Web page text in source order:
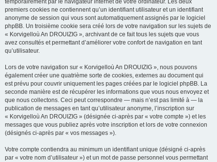
temporairement par le navigateur internet de votre ordinateur. Les deux
premiers cookies ne contiennent qu’un identifiant utilisateur et un identifiant
anonyme de session qui vous sont automatiquement assignés par le logiciel
phpBB. Un troisième cookie sera créé lors de votre navigation sur les sujets de
« Korvigelloù An DROUIZIG », archivant de ce fait tous les sujets que vous
avez consultés et permettant d’améliorer votre confort de navigation en tant
qu’utilisateur.
Lors de votre navigation sur « Korvigelloù An DROUIZIG », nous pouvons
également créer une quatrième sorte de cookies, externes au document qui
est prévu pour couvrir uniquement les pages créées par le logiciel phpBB. La
seconde manière est de récupérer les informations que vous nous envoyez et
que nous collectons. Ceci peut correspondre — mais n’est pas limité à — la
publication de messages en tant qu’utilisateur anonyme, l’inscription sur
« Korvigelloù An DROUIZIG » (désignée ci-après par « votre compte ») et les
messages que vous publiez après votre inscription et lors de votre connexion
(désignés ci-après par « vos messages »).
Votre compte contiendra au minimum un identifiant unique (désigné ci-après
par « votre nom d’utilisateur ») et un mot de passe personnel vous permettant